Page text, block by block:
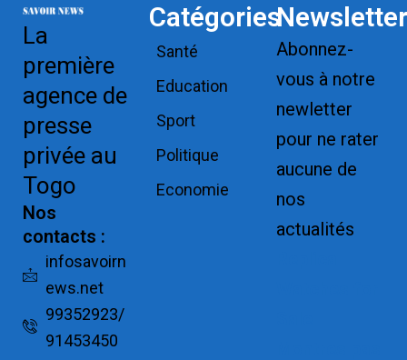
La
première
agence de
presse
privée au
Togo
Nos
contacts :
infosavoirn
ews.net
99352923/
91453450
Catégories
Santé
Education
Sport
Politique
Economie
Newsletter
Abonnez-
vous à notre
newletter
pour ne rater
aucune de
nos
actualités